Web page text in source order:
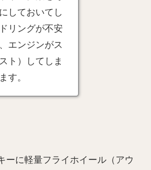
しておいてし
リングが不安
エンジンがス
ト）してしま
す。
ーに軽量フライホイール（アウ